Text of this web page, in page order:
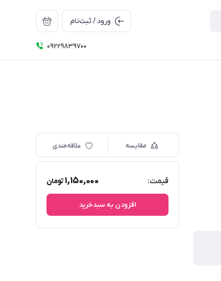
ورود / ثبت‌نام
09229839700
مقایسه علاقه‌مندی
قیمت: 1,150,000تومان
افزودن به سبدخرید